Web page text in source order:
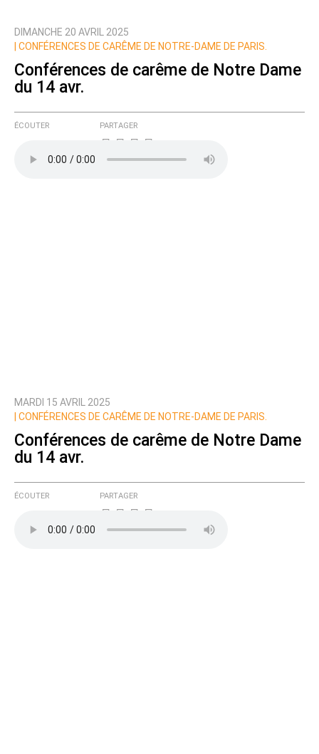
DIMANCHE 20 AVRIL 2025
| CONFÉRENCES DE CARÊME DE NOTRE-DAME DE PARIS.
Conférences de carême de Notre Dame
du 14 avr.
ÉCOUTER PARTAGER
MARDI 15 AVRIL 2025
| CONFÉRENCES DE CARÊME DE NOTRE-DAME DE PARIS.
Conférences de carême de Notre Dame
du 14 avr.
ÉCOUTER PARTAGER